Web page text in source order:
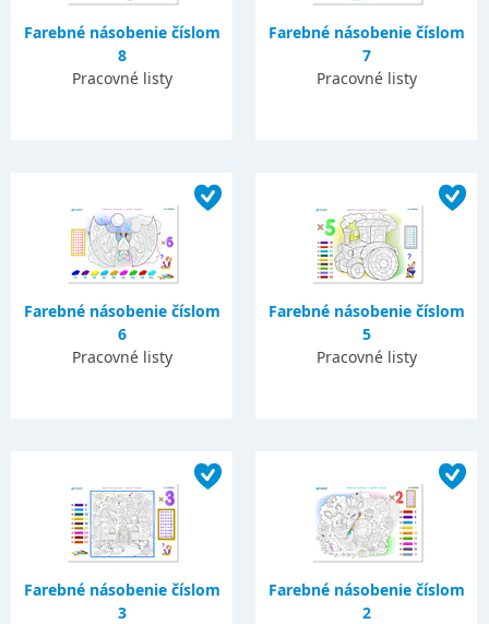
Farebné násobenie číslom
8
Pracovné listy
Farebné násobenie číslom
7
Pracovné listy
Farebné násobenie číslom
6
Pracovné listy
Farebné násobenie číslom
5
Pracovné listy
Farebné násobenie číslom
3
Farebné násobenie číslom
2